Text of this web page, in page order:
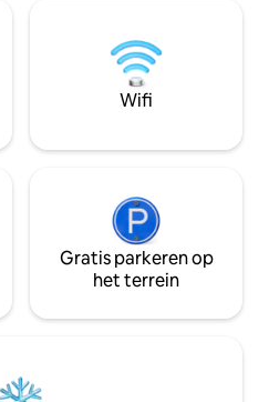
afstand
van de
vergoeding van €
minder dan een
huisregels en
verwijzen wij je
Wifi
Gratis parkeren op
het terrein